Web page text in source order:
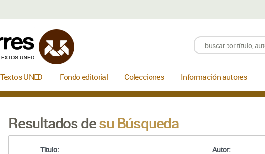
Textos UNED Fondo editorial Colecciones Información autores
Resultados desu Búsqueda
Titulo: Autor: